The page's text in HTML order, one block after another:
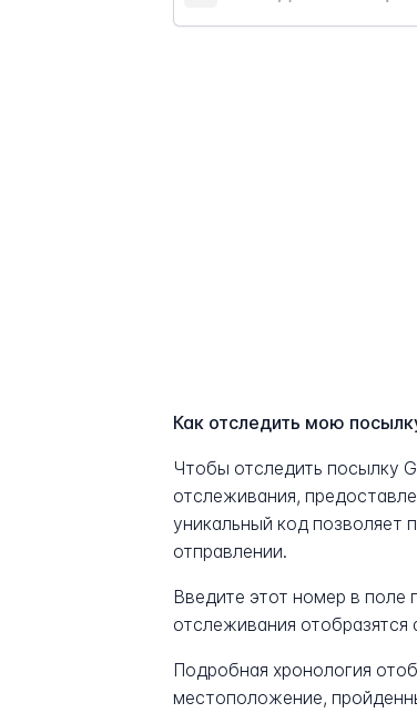
Как отследить мою
Чтобы отследить посылку
отслеживания,
уникальный код позволяет
отправлении.
Введите этот номер в поле
отслеживания отобразятся
Подробная хронология
местоположение,